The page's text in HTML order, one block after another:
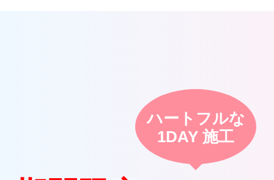
ハートフルな
1DAY 施工